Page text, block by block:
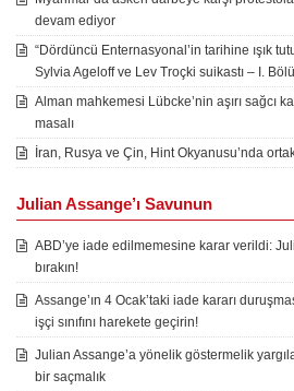
devam ediyor
“Dördüncü Enternasyonal’in tarihine ışık
Sylvia Ageloff ve Lev Troçki suikastı – I.
Alman mahkemesi Lübcke’nin aşırı sağcı
masalı
İran, Rusya ve Çin, Hint Okyanusu’nda
Julian Assange’ı Savunun
ABD’ye iade edilmemesine karar verildi:
bırakın!
Assange’ın 4 Ocak’taki iade kararı
işçi sınıfını harekete geçirin!
Julian Assange’a yönelik göstermelik
bir saçmalık